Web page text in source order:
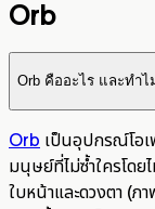
Orb
Orb คืออะไร และทำไ
Orb เป็นอุปกรณ์โอ
มนุษย์ที่ไม่ซ้ำใครโดย
ใบหน้าและดวงตา (ภ